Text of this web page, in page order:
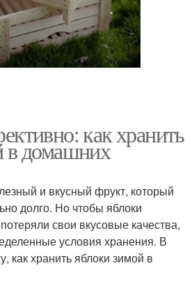
как хранить
в домашних
и вкусный фрукт, который
долго. Но чтобы яблоки
свои вкусовые качества,
условия хранения. В
как хранить яблоки зимой в